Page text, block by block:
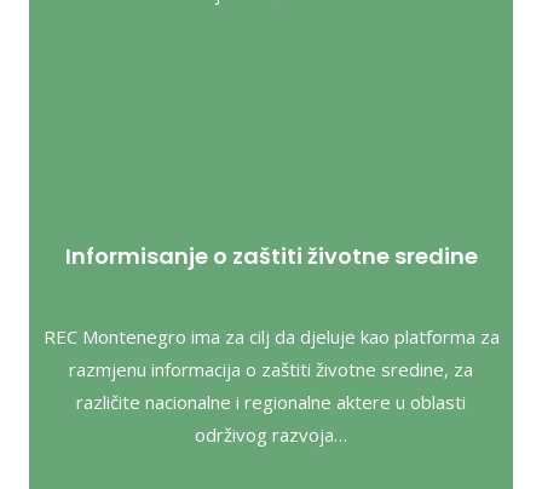
Informisanje o zaštiti životne sredine
REC Montenegro ima za cilj da djeluje kao platforma za
razmjenu informacija o zaštiti životne sredine, za
različite nacionalne i regionalne aktere u oblasti
održivog razvoja…